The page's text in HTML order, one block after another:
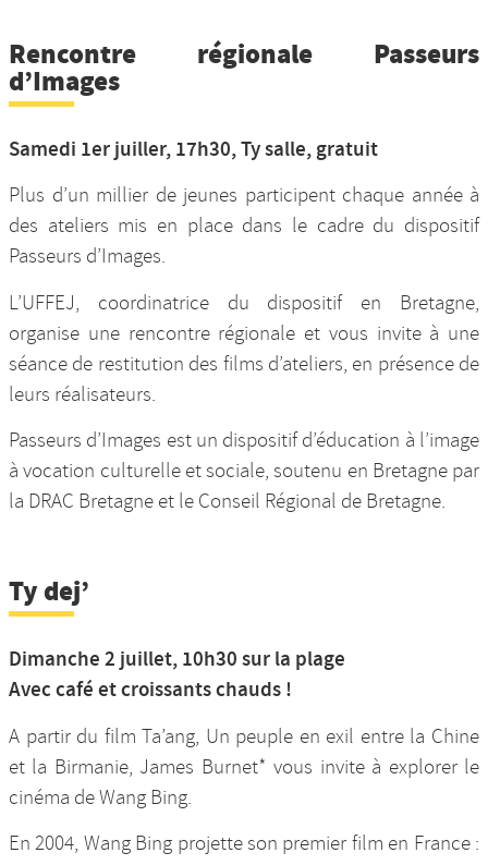
Rencontre régionale Passeurs
d’Images
Samedi 1er juiller, 17h30, Ty salle, gratuit
Plus d’un millier de jeunes participent chaque année à
des ateliers mis en place dans le cadre du dispositif
Passeurs d’Images.
L’UFFEJ, coordinatrice du dispositif en Bretagne,
organise une rencontre régionale et vous invite à une
séance de restitution des films d’ateliers, en présence de
leurs réalisateurs.
Passeurs d’Images est un dispositif d’éducation à l’image
à vocation culturelle et sociale, soutenu en Bretagne par
la DRAC Bretagne et le Conseil Régional de Bretagne.
Ty dej’
Dimanche 2 juillet, 10h30 sur la plage
Avec café et croissants chauds !
A partir du film Ta’ang, Un peuple en exil entre la Chine
et la Birmanie, James Burnet* vous invite à explorer le
cinéma de Wang Bing.
En 2004, Wang Bing projette son premier film en France :